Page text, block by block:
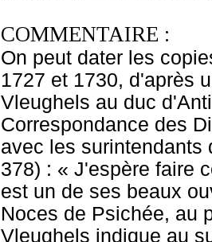
COMMENTAIRE :
On peut dater les
1727 et 1730, d'après
Vleughels au duc
Correspondance des
avec les surintendants
378) : « J'espère faire
est un de ses beaux
Noces de Psichée, au
Vleughels indique au